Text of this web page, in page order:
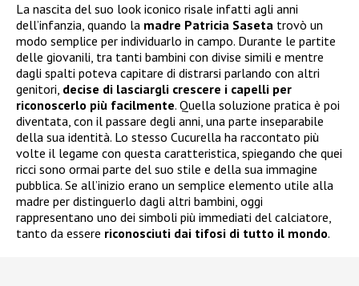
La nascita del suo look iconico risale infatti agli anni
dell’infanzia, quando la madre Patricia Saseta trovò un
modo semplice per individuarlo in campo. Durante le partite
delle giovanili, tra tanti bambini con divise simili e mentre
dagli spalti poteva capitare di distrarsi parlando con altri
genitori, decise di lasciargli crescere i capelli per
riconoscerlo più facilmente. Quella soluzione pratica è poi
diventata, con il passare degli anni, una parte inseparabile
della sua identità. Lo stesso Cucurella ha raccontato più
volte il legame con questa caratteristica, spiegando che quei
ricci sono ormai parte del suo stile e della sua immagine
pubblica. Se all’inizio erano un semplice elemento utile alla
madre per distinguerlo dagli altri bambini, oggi
rappresentano uno dei simboli più immediati del calciatore,
tanto da essere riconosciuti dai tifosi di tutto il mondo.